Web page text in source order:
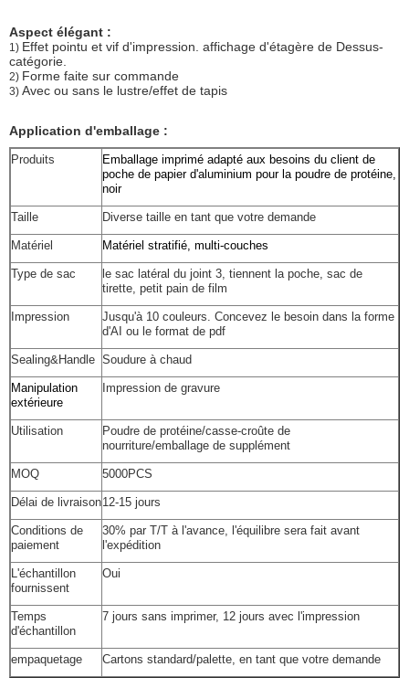
Aspect élégant :
1) Effet pointu et vif d'impression. affichage d'étagère de Dessus-
catégorie.
2) Forme faite sur commande
3) Avec ou sans le lustre/effet de tapis
Application d'emballage :
Produits
Emballage imprimé adapté aux besoins du client de
poche de papier d'aluminium pour la poudre de protéine,
noir
Taille Diverse taille en tant que votre demande
Matériel Matériel stratifié, multi-couches
Type de sac
le sac latéral du joint 3, tiennent la poche, sac de
tirette, petit pain de film
Impression
Jusqu'à 10 couleurs. Concevez le besoin dans la forme
d'AI ou le format de pdf
Sealing&Handle Soudure à chaud
Manipulation
extérieure
Impression de gravure
Utilisation
Poudre de protéine/casse-croûte de
nourriture/emballage de supplément
MOQ 5000PCS
Délai de livraison12-15 jours
Conditions de
paiement
30% par T/T à l'avance, l'équilibre sera fait avant
l'expédition
L'échantillon
fournissent
Oui
Temps
d'échantillon
7 jours sans imprimer, 12 jours avec l'impression
empaquetage Cartons standard/palette, en tant que votre demande